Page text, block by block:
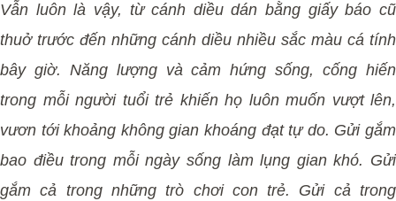
Vẫn luôn là vậy, từ cánh diều dán bằng giấy báo cũ
thuở trước đến những cánh diều nhiều sắc màu cá tính
bây giờ. Năng lượng và cảm hứng sống, cống hiến
trong mỗi người tuổi trẻ khiến họ luôn muốn vượt lên,
vươn tới khoảng không gian khoáng đạt tự do. Gửi gắm
bao điều trong mỗi ngày sống làm lụng gian khó. Gửi
gắm cả trong những trò chơi con trẻ. Gửi cả trong